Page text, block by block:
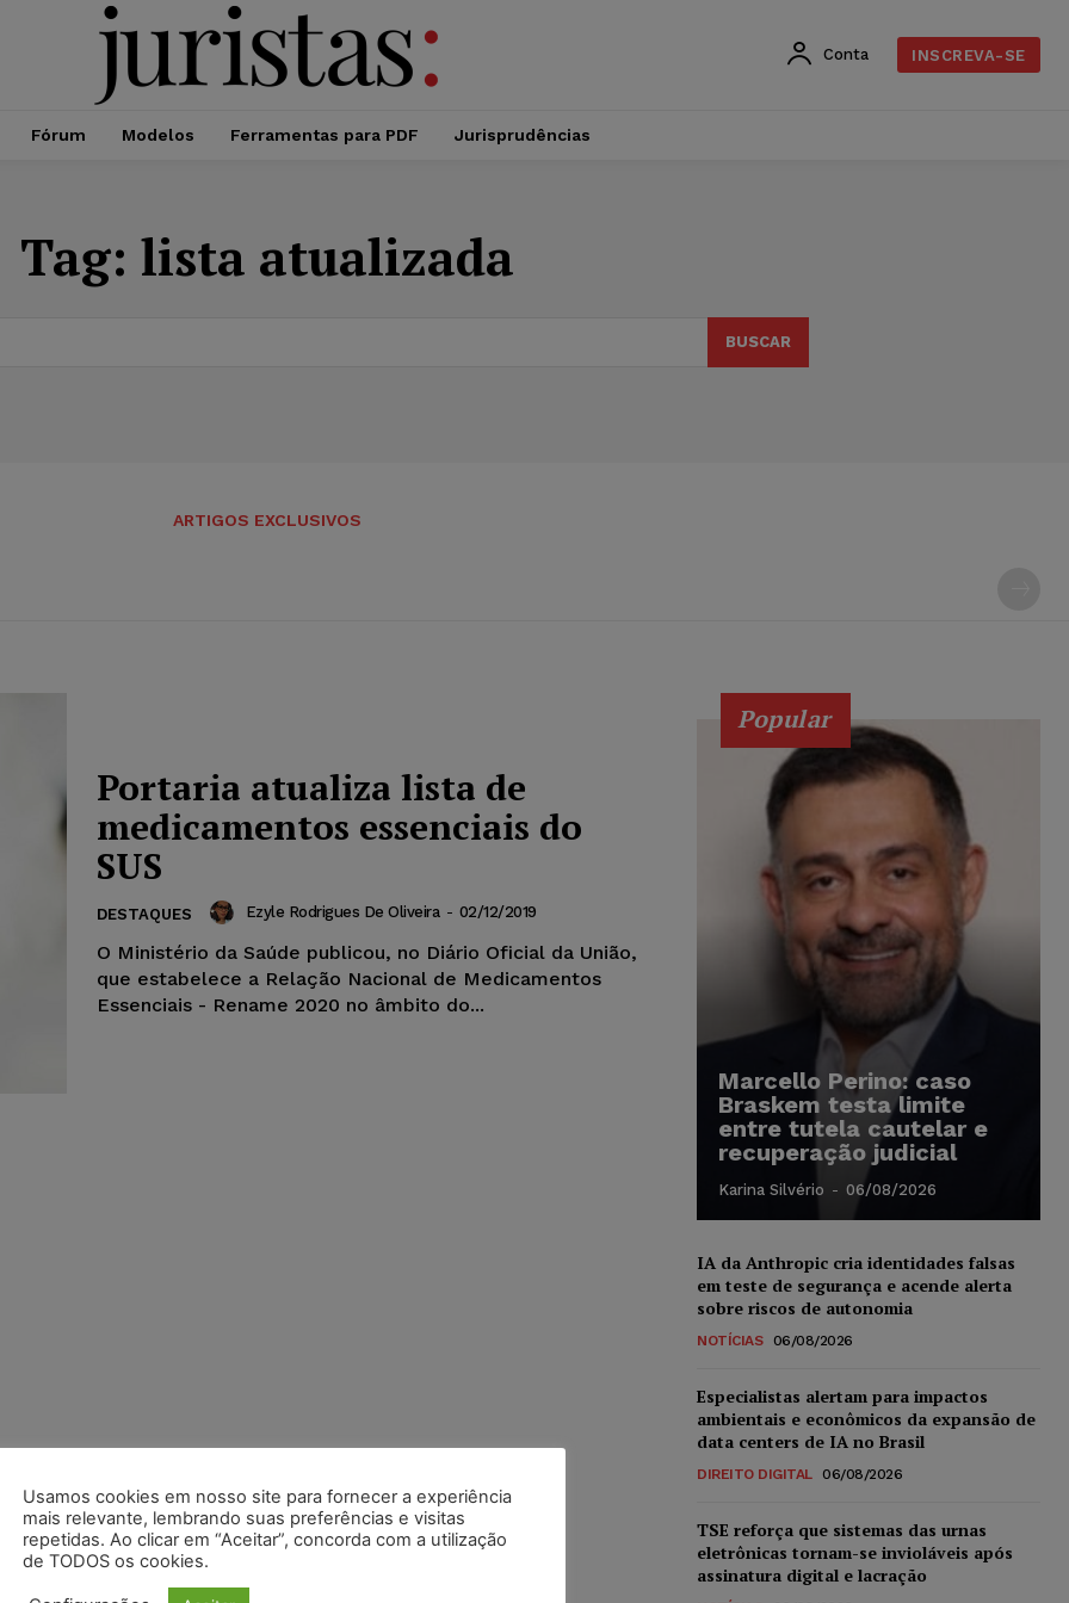
Conta INSCREVA-SE
Fórum Modelos Ferramentas para PDF Jurisprudências
Tag: lista atualizada
BUSCAR
ARTIGOS EXCLUSIVOS
Portaria atualiza lista de
medicamentos essenciais do
SUS
DESTAQUES Ezyle Rodrigues De Oliveira - 02/12/2019
O Ministério da Saúde publicou, no Diário Oficial da União,
que estabelece a Relação Nacional de Medicamentos
Essenciais - Rename 2020 no âmbito do...
Popular
Marcello Perino: caso
Braskem testa limite
entre tutela cautelar e
recuperação judicial
Karina Silvério - 06/08/2026
IA da Anthropic cria identidades falsas
em teste de segurança e acende alerta
sobre riscos de autonomia
NOTÍCIAS 06/08/2026
Especialistas alertam para impactos
ambientais e econômicos da expansão de
data centers de IA no Brasil
DIREITO DIGITAL 06/08/2026
TSE reforça que sistemas das urnas
eletrônicas tornam-se invioláveis após
assinatura digital e lacração
Usamos cookies em nosso site para fornecer a experiência
mais relevante, lembrando suas preferências e visitas
repetidas. Ao clicar em “Aceitar”, concorda com a utilização
de TODOS os cookies.